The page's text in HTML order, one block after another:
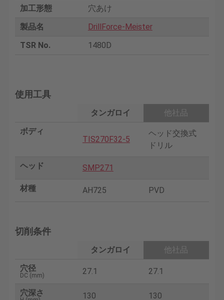
加工形態
穴あけ
製品名
DrillForce-Meister
TSR No.
1480D
使用工具
タンガロイ
他社品
ボディ
TIS270F32-5
ヘッド交換式
ドリル
ヘッド SMP271
材種 AH725 PVD
切削条件
タンガロイ
他社品
穴径
DC (mm) 27.1 27.1
穴深さ 130 130